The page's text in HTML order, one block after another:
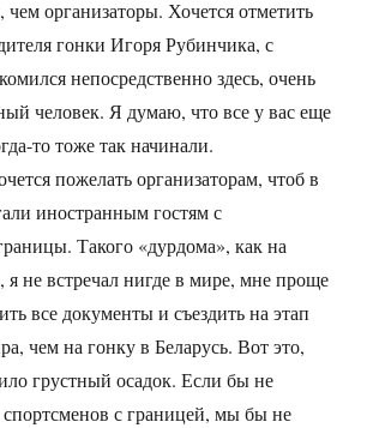
организаторы. Хочется отметить
гонки Игоря Рубинчика, с
непосредственно здесь, очень
человек. Я думаю, что все у вас еще
то тоже так начинали.
пожелать организаторам, чтоб в
иностранным гостям с
Такого «дурдома», как на
я не встречал нигде в мире, мне проще
все документы и съездить на этап
чем на гонку в Беларусь. Вот это,
грустный осадок. Если бы не
с границей, мы бы не